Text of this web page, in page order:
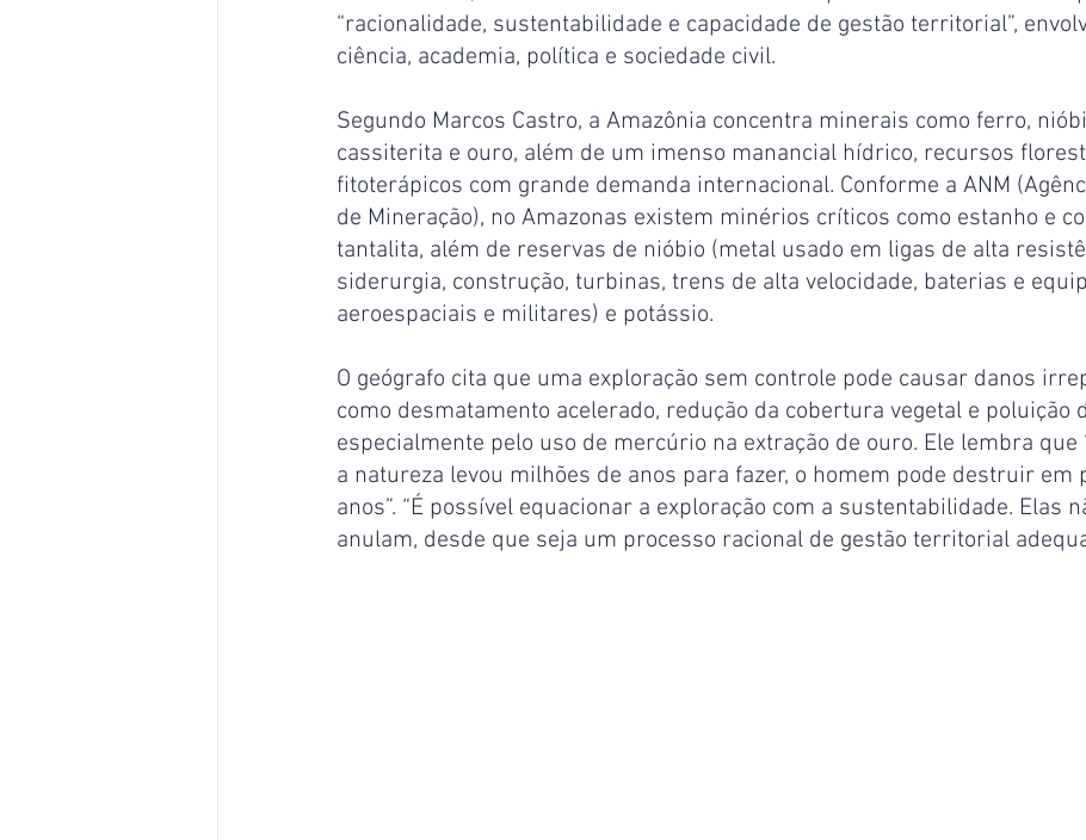
“racionalidade, sustentabilidade e capacidade de gestão territorial”,
ciência, academia, política e sociedade civil.
Segundo Marcos Castro, a Amazônia concentra minerais como ferro,
cassiterita e ouro, além de um imenso manancial hídrico, recursos
fitoterápicos com grande demanda internacional. Conforme a ANM
de Mineração), no Amazonas existem minérios críticos como estanho e
tantalita, além de reservas de nióbio (metal usado em ligas de alta
siderurgia, construção, turbinas, trens de alta velocidade, baterias e
aeroespaciais e militares) e potássio.
O geógrafo cita que uma exploração sem controle pode causar danos
como desmatamento acelerado, redução da cobertura vegetal e poluição
especialmente pelo uso de mercúrio na extração de ouro. Ele lembra que
a natureza levou milhões de anos para fazer, o homem pode destruir em
anos”. “É possível equacionar a exploração com a sustentabilidade. Elas
anulam, desde que seja um processo racional de gestão territorial